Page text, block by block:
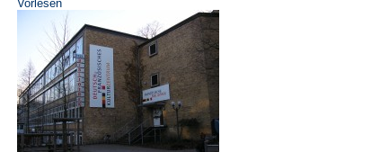
Vorlesen